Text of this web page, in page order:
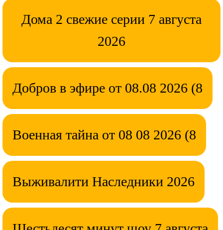
Дома 2 свежие серии 7 августа
2026
Добров в эфире от 08.08 2026 (8
Военная тайна от 08 08 2026 (8
Выживалити Наследники 2026